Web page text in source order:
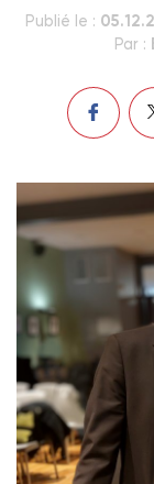
Publié le :
Par :